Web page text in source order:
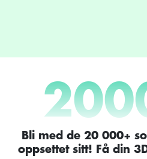
Bli med de 20 000+
oppsettet sitt! Få din